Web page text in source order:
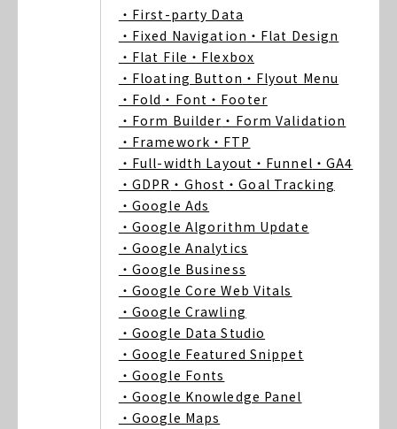
・First-party Data
・Fixed Navigation ・Flat Design
・Flat File ・Flexbox
・Floating Button ・Flyout Menu
・Fold ・Font ・Footer
・Form Builder ・Form Validation
・Framework ・FTP
・Full-width Layout ・Funnel ・GA4
・GDPR ・Ghost ・Goal Tracking
・Google Ads
・Google Algorithm Update
・Google Analytics
・Google Business
・Google Core Web Vitals
・Google Crawling
・Google Data Studio
・Google Featured Snippet
・Google Fonts
・Google Knowledge Panel
・Google Maps